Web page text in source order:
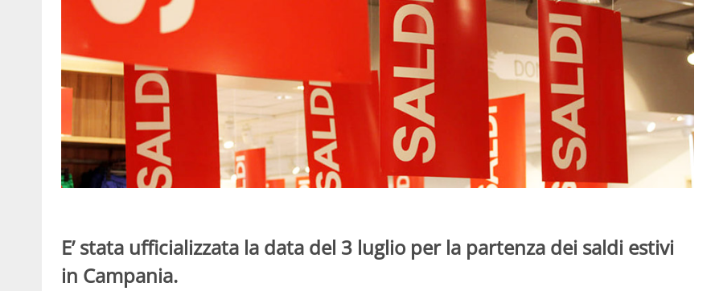
E’ stata ufficializzata la data del 3 luglio per la partenza dei saldi estivi
in Campania.